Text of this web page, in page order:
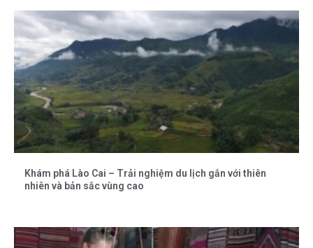
Khám phá Lào Cai – Trải nghiệm du lịch gắn với thiên
nhiên và bản sắc vùng cao